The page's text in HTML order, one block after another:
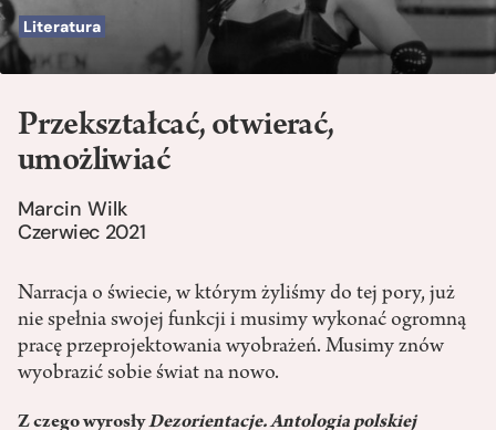
Literatura
Przekształcać, otwierać,
umożliwiać
Marcin Wilk
Czerwiec 2021
Narracja o świecie, w którym żyliśmy do tej pory, już
nie spełnia swojej funkcji i musimy wykonać ogromną
pracę przeprojektowania wyobrażeń. Musimy znów
wyobrazić sobie świat na nowo.
Z czego wyrosłyDezorientacje. Antologia polskiej